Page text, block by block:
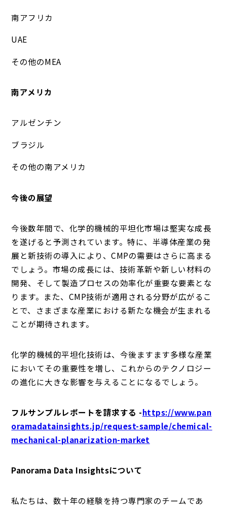
南アフリカ
UAE
その他のMEA
南アメリカ
アルゼンチン
ブラジル
その他の南アメリカ
今後の展望
今後数年間で、化学的機械的平坦化市場は堅実な成長
を遂げると予測されています。特に、半導体産業の発
展と新技術の導入により、CMPの需要はさらに高まる
でしょう。市場の成長には、技術革新や新しい材料の
開発、そして製造プロセスの効率化が重要な要素とな
ります。また、CMP技術が適用される分野が広がるこ
とで、さまざまな産業における新たな機会が生まれる
ことが期待されます。
化学的機械的平坦化技術は、今後ますます多様な産業
においてその重要性を増し、これからのテクノロジー
の進化に大きな影響を与えることになるでしょう。
フルサンプルレポートを請求する -https://www.pan
oramadatainsights.jp/request-sample/chemical-
mechanical-planarization-market
Panorama Data Insightsについて
私たちは、数十年の経験を持つ専門家のチームであ